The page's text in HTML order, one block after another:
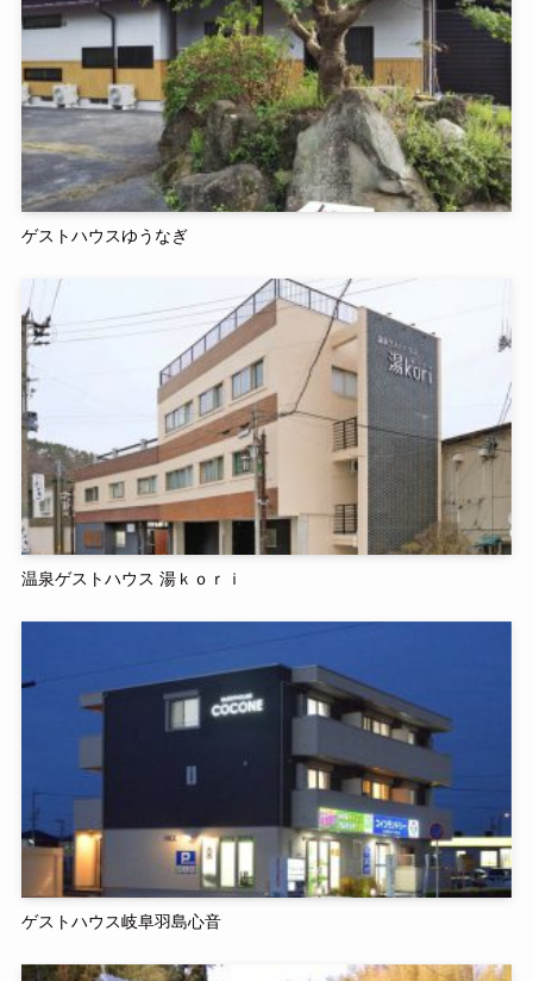
ゲストハウスゆうなぎ
温泉ゲストハウス 湯ｋｏｒｉ
ゲストハウス岐阜羽島心音